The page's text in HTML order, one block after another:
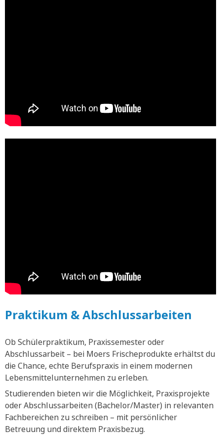
Praktikum & Abschlussarbeiten
Ob Schülerpraktikum, Praxissemester oder
Abschlussarbeit – bei Moers Frischeprodukte erhältst du
die Chance, echte Berufspraxis in einem modernen
Lebensmittelunternehmen zu erleben.
Studierenden bieten wir die Möglichkeit, Praxisprojekte
oder Abschlussarbeiten (Bachelor/Master) in relevanten
Fachbereichen zu schreiben – mit persönlicher
Betreuung und direktem Praxisbezug.